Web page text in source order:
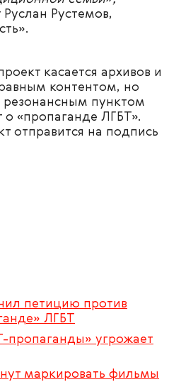
Руслан Рустемов,
.
касается архивов и
контентом, но
пунктом
о «пропаганде ЛГБТ».
отправится на подпись
петицию против
ЛГБТ
пропаганды» угрожает
маркировать фильмы